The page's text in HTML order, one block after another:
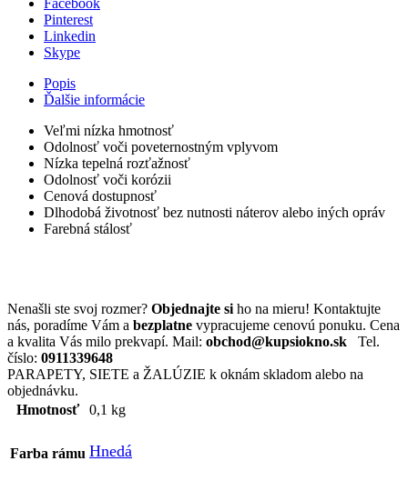
Facebook
Pinterest
Linkedin
Skype
Popis
Ďalšie informácie
Veľmi nízka hmotnosť
Odolnosť voči poveternostným vplyvom
Nízka tepelná rozťažnosť
Odolnosť voči korózii
Cenová dostupnosť
Dlhodobá životnosť bez nutnosti náterov alebo iných opráv
Farebná stálosť
Nenašli ste svoj rozmer? Objednajte si ho na mieru! Kontaktujte
nás, poradíme Vám a bezplatne vypracujeme cenovú ponuku. Cena
a kvalita Vás milo prekvapí. Mail: obchod@kupsiokno.sk Tel.
číslo: 0911339648
PARAPETY, SIETE a ŽALÚZIE k oknám skladom alebo na
objednávku.
Hmotnosť
0,1 kg
Farba rámu Hnedá